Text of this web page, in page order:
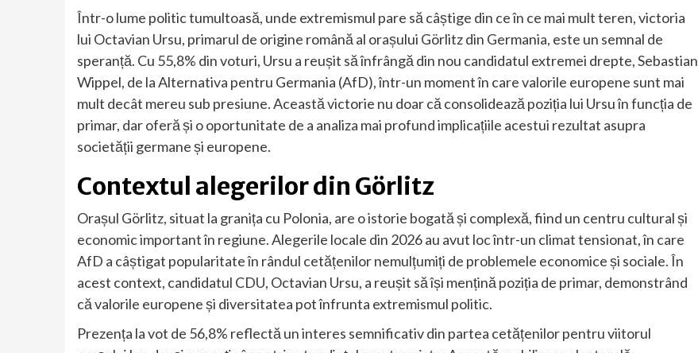
Într-o lume politic tumultoasă, unde extremismul pare să câștige din ce în ce mai mult teren, victoria
lui Octavian Ursu, primarul de origine română al orașului Görlitz din Germania, este un semnal de
speranță. Cu 55,8% din voturi, Ursu a reușit să înfrângă din nou candidatul extremei drepte, Sebastian
Wippel, de la Alternativa pentru Germania (AfD), într-un moment în care valorile europene sunt mai
mult decât mereu sub presiune. Această victorie nu doar că consolidează poziția lui Ursu în funcția de
primar, dar oferă și o oportunitate de a analiza mai profund implicațiile acestui rezultat asupra
societății germane și europene.
Contextul alegerilor din Görlitz
Orașul Görlitz, situat la granița cu Polonia, are o istorie bogată și complexă, fiind un centru cultural și
economic important în regiune. Alegerile locale din 2026 au avut loc într-un climat tensionat, în care
AfD a câștigat popularitate în rândul cetățenilor nemulțumiți de problemele economice și sociale. În
acest context, candidatul CDU, Octavian Ursu, a reușit să își mențină poziția de primar, demonstrând
că valorile europene și diversitatea pot înfrunta extremismul politic.
Prezența la vot de 56,8% reflectă un interes semnificativ din partea cetățenilor pentru viitorul